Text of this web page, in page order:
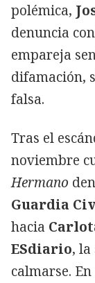
polémica,
denuncia
empareja
difamación,
falsa.
Tras el
noviembre
Hermano
Guardia
hacia
ESdiario,
calmarse.